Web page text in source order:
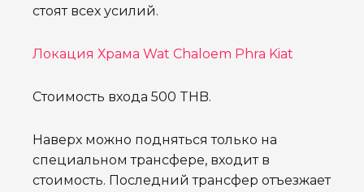
стоят всех усилий.
Локация Храма Wat Chaloem Phra Kiat
Стоимость входа 500 THB.
Наверх можно подняться только на
специальном трансфере, входит в
стоимость. Последний трансфер отъезжает